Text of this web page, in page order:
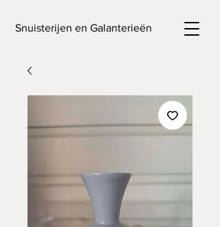
Snuisterijen en Galanterieën